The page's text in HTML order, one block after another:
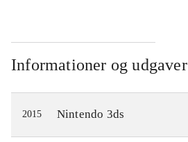
Informationer og udgaver
2015 Nintendo 3ds